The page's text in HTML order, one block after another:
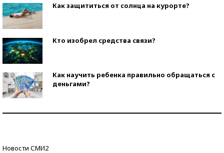
Как защититься от солнца на курорте?
Кто изобрел средства связи?
Как научить ребенка правильно обращаться с
деньгами?
Новости СМИ2